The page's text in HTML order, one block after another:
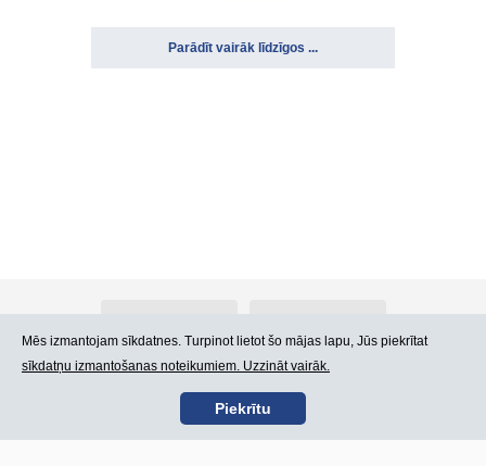
Parādīt vairāk līdzīgos ...
Kontakti Lietošanas noteikumi
Mēs izmantojam sīkdatnes. Turpinot lietot šo mājas lapu, Jūs piekrītat
sīkdatņu izmantošanas noteikumiem. Uzzināt vairāk.
Piekrītu